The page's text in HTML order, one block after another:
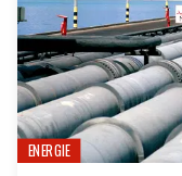
ENERGIE